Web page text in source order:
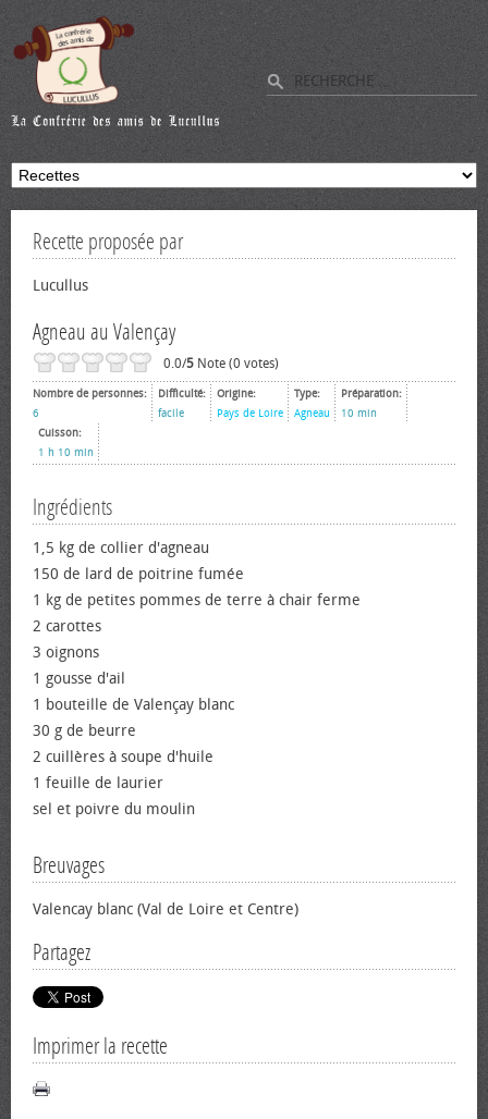
Recette proposée par
Lucullus
Agneau au Valençay
0.0/5 Note (0 votes)
Nombre de personnes:
6
Difficulté:
facile
Origine:
Pays de Loire
Type:
Agneau
Préparation:
10 min
Cuisson:
1 h 10 min
Ingrédients
1,5 kg de collier d'agneau
150 de lard de poitrine fumée
1 kg de petites pommes de terre à chair ferme
2 carottes
3 oignons
1 gousse d'ail
1 bouteille de Valençay blanc
30 g de beurre
2 cuillères à soupe d'huile
1 feuille de laurier
sel et poivre du moulin
Breuvages
Valencay blanc (Val de Loire et Centre)
Partagez
Imprimer la recette